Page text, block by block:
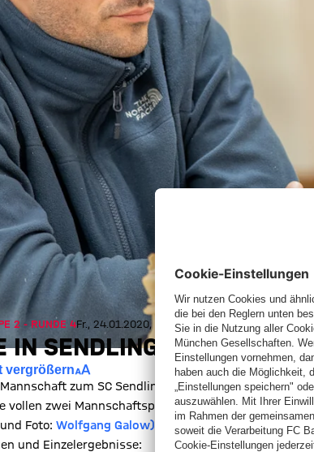
2 - RUNDE 4Fr., 24.01.2020, 22:45 UTC
IN SENDLING 3:5
vergrößern
zum SC Sendling 2 war wenig erfreulich.
vollen zwei Mannschaftspunkte. Lediglich Christian
Foto: Wolfgang Galow)
und Einzelergebnisse: